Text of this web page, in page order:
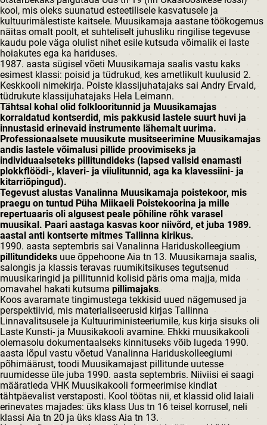
kool, mis oleks suunatud esteetilisele kasvatusele ja
kultuurimälestiste kaitsele. Muusikamaja aastane töökogemus
näitas omalt poolt, et suhteliselt juhusliku ringilise tegevuse
kaudu pole väga olulist nihet esile kutsuda võimalik ei laste
hoiakutes ega ka hariduses.
1987. aasta sügisel võeti Muusikamaja saalis vastu kaks
esimest klassi: poisid ja tüdrukud, kes ametlikult kuulusid 2.
Keskkooli nimekirja. Poiste klassijuhatajaks sai Andry Ervald,
tüdrukute klassijuhatajaks Hela Leimann.
Tähtsal kohal olid folklooritunnid ja Muusikamajas
korraldatud kontserdid, mis pakkusid lastele suurt huvi ja
innustasid erinevaid instrumente lähemalt uurima.
Professionaalsete muusikute musitseerimine Muusikamajas
andis lastele võimalusi pillide proovimiseks ja
individuaalseteks pillitundideks (lapsed valisid enamasti
plokkflöödi-, klaveri- ja viiulitunnid, aga ka klavessiini- ja
kitarriõpingud).
Tegevust alustas Vanalinna Muusikamaja poistekoor, mis
praegu on tuntud Püha Miikaeli Poistekoorina ja mille
repertuaaris oli algusest peale põhiline rõhk varasel
muusikal. Paari aastaga kasvas koor niivõrd, et juba 1989.
aastal anti kontserte mitmes Tallinna kirikus.
1990. aasta septembris sai Vanalinna Hariduskolleegium
pillitundideks uue õppehoone Aia tn 13. Muusikamaja saalis,
salongis ja klassis teravas ruumikitsikuses tegutsenud
muusikaringid ja pillitunnid kolisid päris oma majja, mida
omavahel hakati kutsuma pillimajaks.
Koos avaramate tingimustega tekkisid uued nägemused ja
perspektiivid, mis materialiseerusid kirjas Tallinna
Linnavalitsusele ja Kultuuriministeeriumile, kus kirja sisuks oli
Laste Kunsti- ja Muusikakooli avamine. Ehkki muusikakooli
olemasolu dokumentaalseks kinnituseks võib lugeda 1990.
aasta lõpul vastu võetud Vanalinna Hariduskolleegiumi
põhimäärust, toodi Muusikamajast pillitunde uutesse
ruumidesse üle juba 1990. aasta septembris. Niiviisi ei saagi
määratleda VHK Muusikakooli formeerimise kindlat
tähtpäevalist verstaposti. Kool töötas nii, et klassid olid laiali
erinevates majades: üks klass Uus tn 16 teisel korrusel, neli
klassi Aia tn 20 ja üks klass Aia tn 13.